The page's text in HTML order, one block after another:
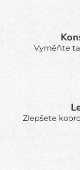
Vyměňte
Zlepšete